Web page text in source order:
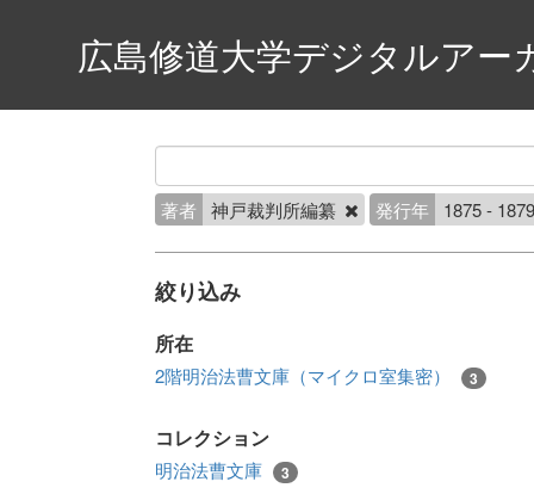
広島修道大学デジタルアー
著者 神戸裁判所編纂 発行年 1875 -
絞り込み
所在
2階明治法曹文庫（マイクロ室集密） 3
コレクション
明治法曹文庫 3